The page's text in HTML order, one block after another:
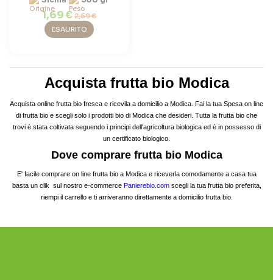
1,69 €2,69 €
ESAURITO
Acquista frutta bio Modica
Acquista online frutta bio fresca e ricevila a domicilio a Modica. Fai la tua Spesa on line
di frutta bio e scegli solo i prodotti bio di Modica che desideri. Tutta la frutta bio che
trovi è stata coltivata seguendo i principi dell'agricoltura biologica ed è in possesso di
un certificato biologico.
Dove comprare frutta bio Modica
E' facile comprare on line frutta bio a Modica e riceverla comodamente a casa tua
basta un clik sul nostro e-commerce Panierebio.comscegli la tua frutta bio preferita,
riempi il carrello e ti arriveranno direttamente a domicilio frutta bio.